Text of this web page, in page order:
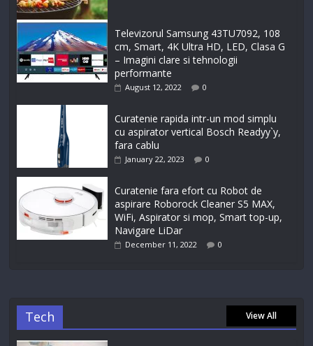
Televizorul Samsung 43TU7092, 108
cm, Smart, 4K Ultra HD, LED, Clasa G
– Imagini clare si tehnologii
performante
August 12, 2022 0
Curatenie rapida intr-un mod simplu
cu aspirator vertical Bosch Readyy`y,
fara cablu
January 22, 2023 0
Curatenie fara efort cu Robot de
aspirare Roborock Cleaner S5 MAX,
WiFi, Aspirator si mop, Smart top-up,
Navigare LiDar
December 11, 2022 0
Tech View All